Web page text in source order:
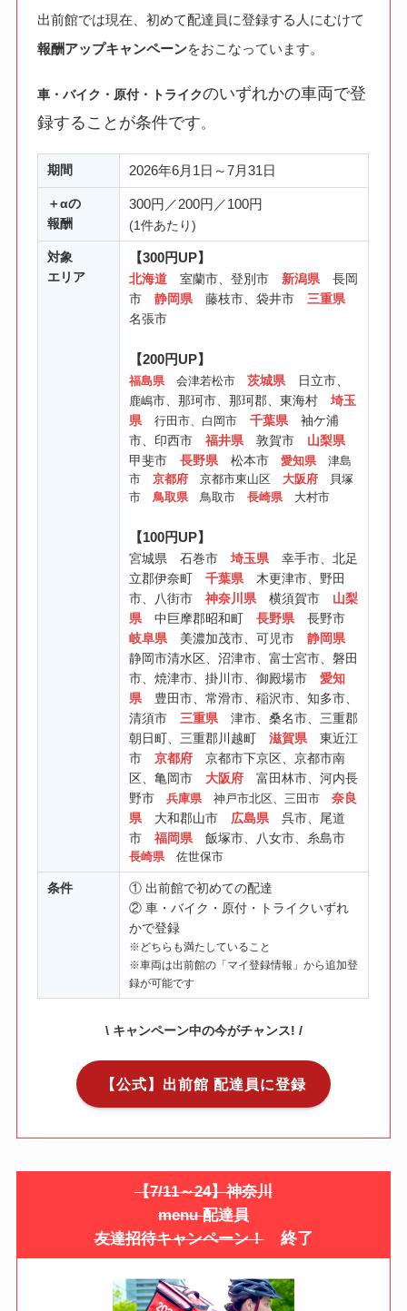
出前館では現在、初めて配達員に登録する人にむけて
報酬アップキャンペーンをおこなっています。
車・バイク・原付・トライクのいずれかの車両で登
録することが条件です。
期間 2026年6月1日～7月31日
＋αの
報酬
300円／200円／100円
(1件あたり)
対象
エリア
【300円UP】
北海道 室蘭市、登別市 新潟県 長岡
市静岡県 藤枝市、袋井市 三重県
名張市
【200円UP】
福島県 会津若松市茨城県 日立市、
鹿嶋市、那珂市、那珂郡、東海村埼玉
県
行田市、白岡市 千葉県 袖ケ浦
市、印西市福井県 敦賀市 山梨県
甲斐市長野県 松本市 愛知県 津島
市京都府 京都市東山区 大阪府 貝塚
市鳥取県 鳥取市長崎県 大村市
【100円UP】
宮城県 石巻市埼玉県 幸手市、北足
立郡伊奈町千葉県 木更津市、野田
市、八街市神奈川県 横須賀市 山梨
県 中巨摩郡昭和町長野県 長野市
岐阜県 美濃加茂市、可児市静岡県
静岡市清水区、沼津市、富士宮市、磐田
市、焼津市、掛川市、御殿場市愛知
県 豊田市、常滑市、稲沢市、知多市、
清須市 三重県 津市、桑名市、三重郡
朝日町、三重郡川越町滋賀県 東近江
市京都府 京都市下京区、京都市南
区、亀岡市 大阪府 富田林市、河内長
野市
兵庫県 神戸市北区、三田市奈良
県 大和郡山市 広島県 呉市、尾道
市福岡県 飯塚市、八女市、糸島市
長崎県 佐世保市
条件
① 出前館で初めての配達
② 車・バイク・原付・トライクいずれ
かで登録
※どちらも満たしていること
※車両は出前館の「マイ登録情報」から追加登
録が可能です
\ キャンペーン中の今がチャンス! /
【公式】出前館 配達員に登録
【7/11～24】神奈川
menu 配達員
友達招待キャンペーン！
終了